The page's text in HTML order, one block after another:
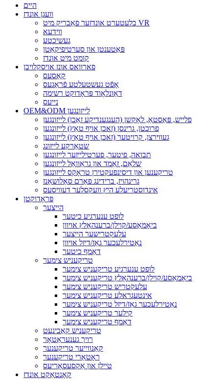
היים
וועגן אונדז
בלעטערט אונדזער פאַבריק מיט VR
ווידעא
געשיכטע
פּאַטענטן און סערטיפיקאַטן
קומט מיט אונדז
פארוואס אונז אויסקלויבן
קאַסעס
אָפֿט געשטעלטע פֿראַגעס
דאַונלאָוד פּראָדוקט רשימה
נייעס
OEM&ODM לייזונגען
פלייש, פּאַסטאַ, לאָקשן (הענגענדיקע זאַכן) לייזונגען
פרוכטן, גרינסן (זאכן אויף טאַץ) לייזונגען
געווירצן, קרויטער (זאכן אויף טאַץ) לייזונגען
שטאַרקע לייזונג
תבואה, פיטער, פערטילייזער לייזונגען
שלאַם, זאַמד און גראַוואַל לייזונגען
טריקענען און דיסינפעקטירן טראָקס לייזונגען
גרינהויז, ברידינג פאַרם סאַלושאַנז
אינדוסטריעלע היץ וועקסלער דעוויסעס
פּראָדוקטן
הייצער
לופט ענערגיע כיטער
ביאָמאַסע/קוילן/ברענהאָלץ אויוון
עלעקטרישער הייצער
נאַטירלעכער גאַז/דיזל אויוון
דאַמף כיטער
טריקעניש צימער
לופט ענערגיע טריקעניש צימער
ביאָמאַסע/קוילן/ברענהאָלץ טריקעניש צימער
עלעקטריש טריקעניש צימער
אינטעגראלע טריקעניש צימער
נאַטירלעכער גאַז/דיזל טריקעניש צימער
קילער טריקעניש צימער
דאַמף טריקעניש צימער
טריקעניש קאַבינעט
רויך גענעראַטאָר
קאַנווייער טריקענער
ראָטאַרי טריקענער
טיילן און אַקסעסאָריעס
קאָנטאַקט אונדז